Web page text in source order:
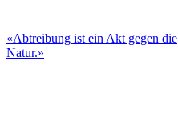
«Abtreibung ist ein Akt gegen die
Natur.»